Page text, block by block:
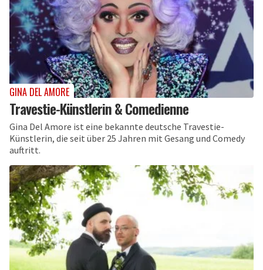
GINA DEL AMORE
Travestie-Künstlerin & Comedienne
Gina Del Amore ist eine bekannte deutsche Travestie-
Künstlerin, die seit über 25 Jahren mit Gesang und Comedy
auftritt.